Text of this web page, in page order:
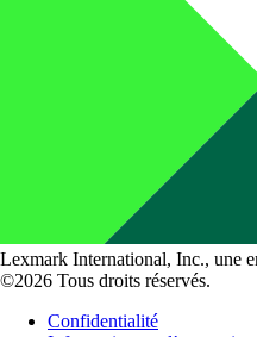
Lexmark International, Inc., une
©2026 Tous droits réservés.
Confidentialité